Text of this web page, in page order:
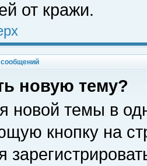
от кражи.
новую тему?
новой темы в
кнопку на